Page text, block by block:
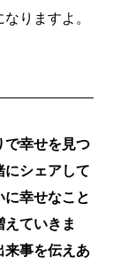
りますよ。
で幸せを見つ
にシェアして
に幸せなこと
ていきま
来事を伝えあ